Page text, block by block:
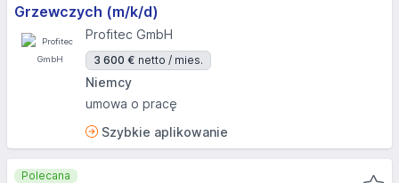
Grzewczych (m/k/d)
Profitec GmbH
3 600 € netto / mies.
Niemcy
umowa o pracę
Szybkie aplikowanie
Polecana